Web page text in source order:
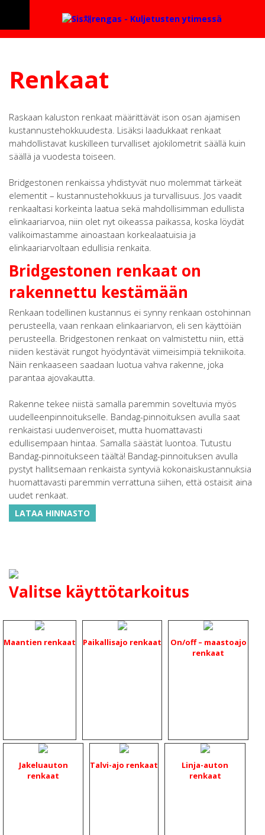
Renkaat
Raskaan kaluston renkaat määrittävät ison osan ajamisen
kustannustehokkuudesta. Lisäksi laadukkaat renkaat
mahdollistavat kuskilleen turvalliset ajokilometrit säällä kuin
säällä ja vuodesta toiseen.
Bridgestonen renkaissa yhdistyvät nuo molemmat tärkeät
elementit – kustannustehokkuus ja turvallisuus. Jos vaadit
renkaaltasi korkeinta laatua sekä mahdollisimman edullista
elinkaariarvoa, niin olet nyt oikeassa paikassa, koska löydät
valikoimastamme ainoastaan korkealaatuisia ja
elinkaariarvoltaan edullisia renkaita.
Bridgestonen renkaat on
rakennettu kestämään
Renkaan todellinen kustannus ei synny renkaan ostohinnan
perusteella, vaan renkaan elinkaariarvon, eli sen käyttöiän
perusteella. Bridgestonen renkaat on valmistettu niin, että
niiden kestävät rungot hyödyntävät viimeisimpiä tekniikoita.
Näin renkaaseen saadaan luotua vahva rakenne, joka
parantaa ajovakautta.
Rakenne tekee niistä samalla paremmin soveltuvia myös
uudelleenpinnoitukselle. Bandag-pinnoituksen avulla saat
renkaistasi uudenveroiset, mutta huomattavasti
edullisempaan hintaa. Samalla säästät luontoa. Tutustu
Bandag-pinnoitukseen täältä! Bandag-pinnoituksen avulla
pystyt hallitsemaan renkaista syntyviä kokonaiskustannuksia
huomattavasti paremmin verrattuna siihen, että ostaisit aina
uudet renkaat.
LATAA HINNASTO
Valitse käyttötarkoitus
Maantien renkaat Paikallisajo renkaat
On/off – maastoajo
renkaat
Jakeluauton
renkaat
Talvi-ajo renkaat
Linja-auton
renkaat